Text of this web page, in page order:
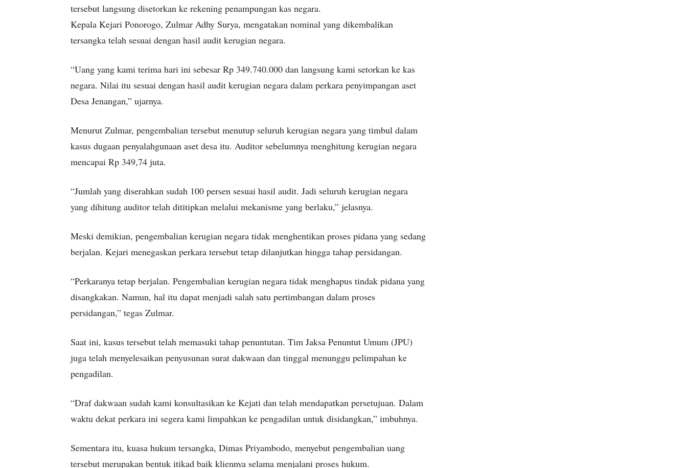
tersebut langsung disetorkan ke rekening penampungan kas negara.
Kepala Kejari Ponorogo, Zulmar Adhy Surya, mengatakan nominal yang dikembalikan
tersangka telah sesuai dengan hasil audit kerugian negara.
“Uang yang kami terima hari ini sebesar Rp 349.740.000 dan langsung kami setorkan ke kas
negara. Nilai itu sesuai dengan hasil audit kerugian negara dalam perkara penyimpangan aset
Desa Jenangan,” ujarnya.
Menurut Zulmar, pengembalian tersebut menutup seluruh kerugian negara yang timbul dalam
kasus dugaan penyalahgunaan aset desa itu. Auditor sebelumnya menghitung kerugian negara
mencapai Rp 349,74 juta.
“Jumlah yang diserahkan sudah 100 persen sesuai hasil audit. Jadi seluruh kerugian negara
yang dihitung auditor telah dititipkan melalui mekanisme yang berlaku,” jelasnya.
Meski demikian, pengembalian kerugian negara tidak menghentikan proses pidana yang sedang
berjalan. Kejari menegaskan perkara tersebut tetap dilanjutkan hingga tahap persidangan.
“Perkaranya tetap berjalan. Pengembalian kerugian negara tidak menghapus tindak pidana yang
disangkakan. Namun, hal itu dapat menjadi salah satu pertimbangan dalam proses
persidangan,” tegas Zulmar.
Saat ini, kasus tersebut telah memasuki tahap penuntutan. Tim Jaksa Penuntut Umum (JPU)
juga telah menyelesaikan penyusunan surat dakwaan dan tinggal menunggu pelimpahan ke
pengadilan.
“Draf dakwaan sudah kami konsultasikan ke Kejati dan telah mendapatkan persetujuan. Dalam
waktu dekat perkara ini segera kami limpahkan ke pengadilan untuk disidangkan,” imbuhnya.
Sementara itu, kuasa hukum tersangka, Dimas Priyambodo, menyebut pengembalian uang
tersebut merupakan bentuk itikad baik kliennya selama menjalani proses hukum.